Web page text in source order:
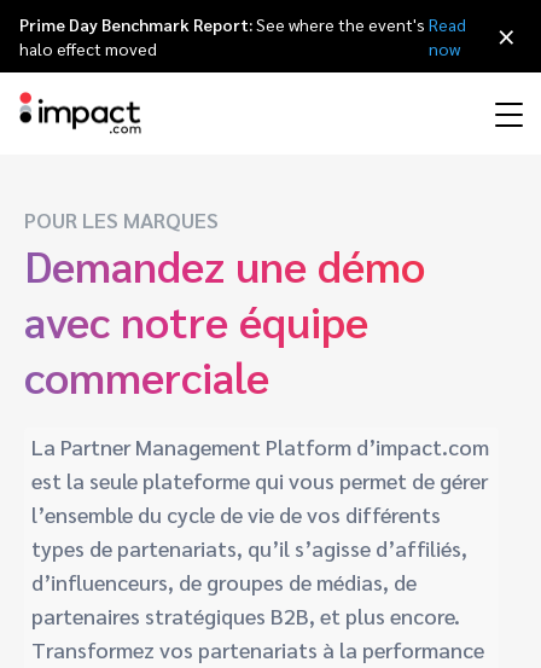
impact.com gère le cycle de vie de n'importe quel type de partenariat de
Identification et
Recrutement
Tracking et Attribution
Creator
Identifier, gérer, et analyser les partenariats avec les créateurs
Advocate
Engager, gérer, récompenser et tracker vos clients parrainés
Marketing d’affiliation
Marketing d’influence
Programme de parrainage
Business Development
Analystes Marketing
Marketing de partenariat SaaS
Vue globale
Partenaires Affiliés
Influenceurs partenaires
Éditeurs et Groupes de Médias Partenaires
Éditeurs premium d’actualité et média
Programme partenaire agences
Répertoire agences
Partenaires technologiques
Recommandez impact.com
Ressources
Études de cas
La Partnership Economy
Partnerships Experience (iPX) Événement
Partnerships Experience Academy
À propos d’impact.com
Carrières
Communiqués de presse
简体中文
日本語
Prime Day Benchmark Report:See where the event's
halo effect moved
Read
now
×
POUR LES MARQUES
Demandez une démo
avec notre équipe
commerciale
La Partner Management Platform d’impact.com
est la seule plateforme qui vous permet de gérer
l’ensemble du cycle de vie de vos différents
types de partenariats, qu’il s’agisse d’affiliés,
d’influenceurs, de groupes de médias, de
partenaires stratégiques B2B, et plus encore.
Transformez vos partenariats à la performance